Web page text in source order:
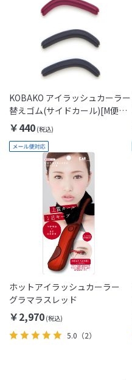
KOBAKO アイラッシュカーラー
替えゴム(サイドカール)[M便
1/1]
￥440
ホットアイラッシュカーラー
グラマラスレッド
￥2,970
5.0 （2）